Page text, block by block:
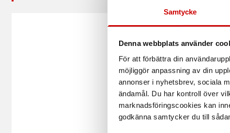
Samtycke
Denna webbplats använder
För att förbättra din
möjliggör anpassning av din
annonser i nyhetsbrev, sociala
ändamål. Du har kontroll över
marknadsföringscookies kan
godkänna samtycker du till